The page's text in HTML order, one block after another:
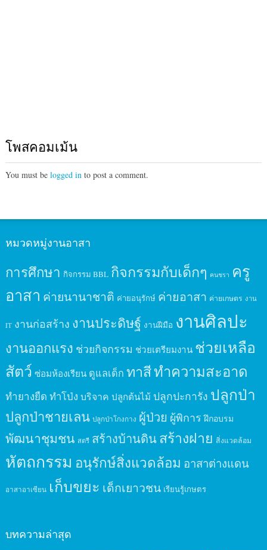
โพสคอมเม้น
You must be logged into post a comment.
หมวดหมู่งานอาสา
การศึกษา กิจกรรม BBL กิจกรรมกับเด็กๆ คนชรา ครู
อาสา ค่ายนานาชาติ ค่ายอนุรักษ์ ค่ายอาสา ค่ายเกษตร งาน
IT งานก่อสร้าง งานประดิษฐ์ งานฝีมือ งานศิลปะ
งานออกแรง ช่วยกิจกรรม ช่วยเตรียมงาน ช่วยเหลือ
สัตว์ ซ่อมห้องเรียน ดูแลเด็ก ทาสีทำความสะอาด
ทำยางยืด ทำโป่ง บริจาค ปลูกต้นไม้ ปลูกปะการัง ปลูกป่า
ปลูกป่าชายเลน ปลูกป่าโกงกาง ผู้ป่วย ผู้พิการ ฝึกอบรม
พัฒนาชุมชน สตรี สร้างบ้านดินสร้างฝาย สิ่งแวดล้อม
หัตถกรรม อนุรักษ์สิ่งแวดล้อม อาสาต่างแดน
อาสาอาเซียน เก็บขยะ เด็กเยาวชน เรียนรู้เกษตร
บทความล่าสุด